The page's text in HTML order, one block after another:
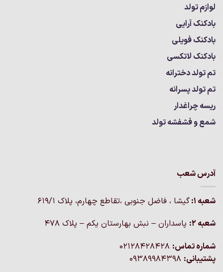
لوازم تولد
بادکنک آرایی
بادکنک فویلی
بادکنک لاتکسی
تم تولد دخترانه
تم تولد پسرانه
ریسه چراغدار
شمع و فشفشه تولد
آدرس شعب
شعبه 1:
گيشا ، فاضل جنوبی ،تقاطع چهارم، پلاک 619/1
شعبه 2:
پاسداران – نبش بهارستان یکم – پلاک ۴۷۸
شماره تماس:
پشتیبانی: